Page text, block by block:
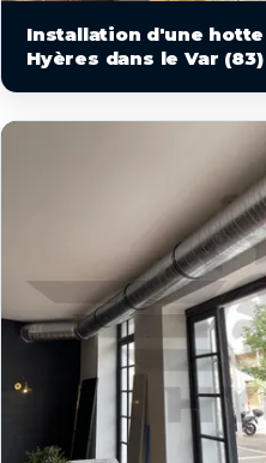
Installation d'une
Hyères dans le Var (83)